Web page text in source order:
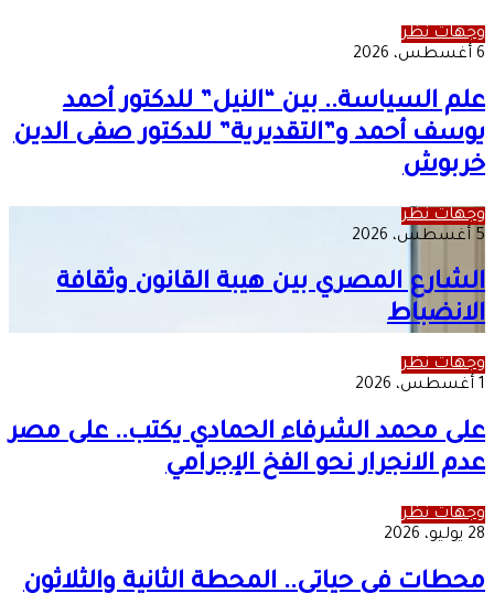
وجهات نظر
6 أغسطس، 2026
علم السياسة.. بين “النيل” للدكتور أحمد
يوسف أحمد و”التقديرية” للدكتور صفى الدين
خربوش
وجهات نظر
5 أغسطس، 2026
الشارع المصري بين هيبة القانون وثقافة
الانضباط
وجهات نظر
1 أغسطس، 2026
على محمد الشرفاء الحمادي يكتب.. على مصر
عدم الانجرار نحو الفخ الإجرامي
وجهات نظر
28 يوليو، 2026
محطات في حياتي.. المحطة الثانية والثلاثون